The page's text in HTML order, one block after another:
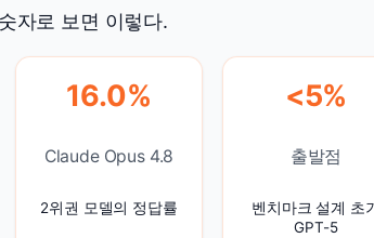
자로 보면 이렇다.
16.0%
Claude Opus 4.8
2위권 모델의 정답률
<5%
출발점
벤치마크 설계 초
GPT-5